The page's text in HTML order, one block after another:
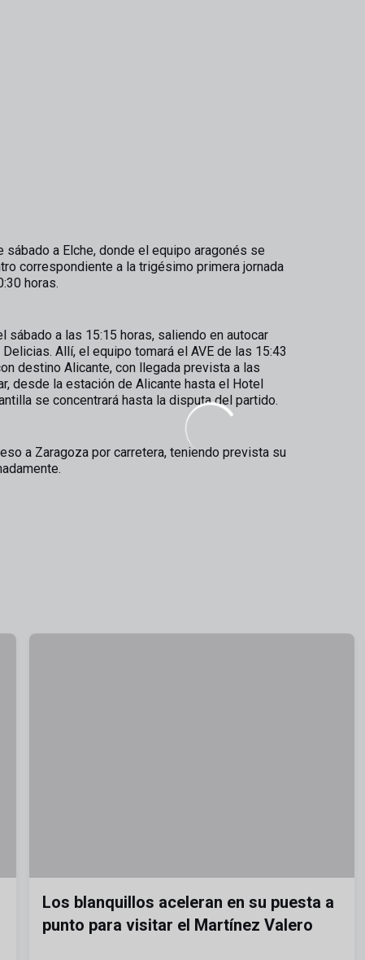
a Elche, donde el equipo aragonés se
correspondiente a la trigésimo primera jornada
horas.
a las 15:15 horas, saliendo en autocar
Allí, el equipo tomará el AVE de las 15:43
destino Alicante, con llegada prevista a las
desde la estación de Alicante hasta el Hotel
se concentrará hasta la disputa del partido.
a Zaragoza por carretera, teniendo prevista su
Los blanquillos aceleran en su puesta a
punto para visitar el Martínez Valero